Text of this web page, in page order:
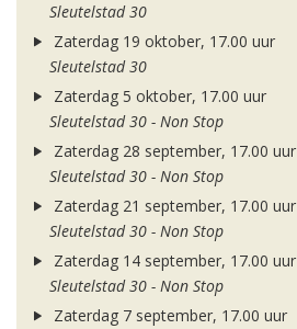
Sleutelstad 30
Zaterdag 19 oktober, 17.00 uur
Sleutelstad 30
Zaterdag 5 oktober, 17.00 uur
Sleutelstad 30 - Non Stop
Zaterdag 28 september, 17.00 uur
Sleutelstad 30 - Non Stop
Zaterdag 21 september, 17.00 uur
Sleutelstad 30 - Non Stop
Zaterdag 14 september, 17.00 uur
Sleutelstad 30 - Non Stop
Zaterdag 7 september, 17.00 uur